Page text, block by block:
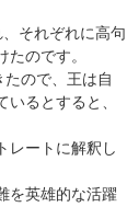
それぞれに高句
のです。
ので、王は自
るとすると、
レートに解釈し
を英雄的な活躍